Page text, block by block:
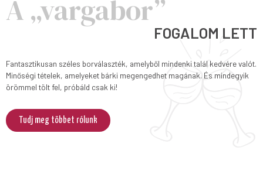
A „vargabor”
FOGALOM LETT
Fantasztikusan széles borválaszték, amelyből mindenki talál kedvére valót.
Minőségi tételek, amelyeket bárki megengedhet magának. És mindegyik
örömmel tölt fel, próbáld csak ki!
Tudj meg többet rólunk